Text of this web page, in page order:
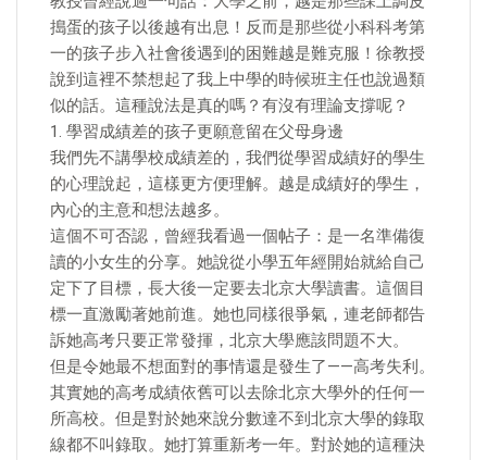
搗蛋的孩子以後越有出息！反而是那些從小科科考第
一的孩子步入社會後遇到的困難越是難克服！徐教授
說到這裡不禁想起了我上中學的時候班主任也說過類
似的話。這種說法是真的嗎？有沒有理論支撐呢？
1. 學習成績差的孩子更願意留在父母身邊
我們先不講學校成績差的，我們從學習成績好的學生
的心理說起，這樣更方便理解。越是成績好的學生，
內心的主意和想法越多。
這個不可否認，曾經我看過一個帖子：是一名準備復
讀的小女生的分享。她說從小學五年經開始就給自己
定下了目標，長大後一定要去北京大學讀書。這個目
標一直激勵著她前進。她也同樣很爭氣，連老師都告
訴她高考只要正常發揮，北京大學應該問題不大。
但是令她最不想面對的事情還是發生了——高考失利。
其實她的高考成績依舊可以去除北京大學外的任何一
所高校。但是對於她來說分數達不到北京大學的錄取
線都不叫錄取。她打算重新考一年。對於她的這種決